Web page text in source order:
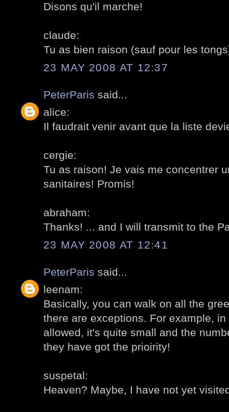
Disons qu'il marche!
claude:
Tu as bien raison (sauf pour les
23 MAY 2008 AT 12:37
PeterParis said...
alice:
Il faudrait venir avant que la liste
cergie:
Tu as raison! Je vais me concentrer
sanitaires! Promis!
abraham:
Thanks! ... and I will transmit to the
23 MAY 2008 AT 12:41
PeterParis said...
leenam:
Basically, you can walk on all the
there are exceptions. For example,
allowed, it's quite small and the
they have got the prioirity!
suspetal:
Heaven? Maybe, I have not yet